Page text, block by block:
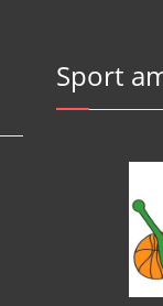
Sport